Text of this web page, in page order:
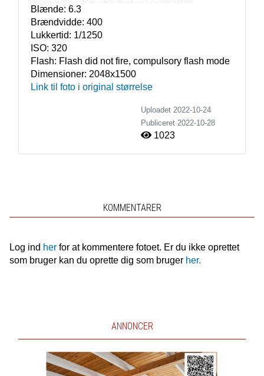
Blænde: 6.3
Brændvidde: 400
Lukkertid: 1/1250
ISO: 320
Flash: Flash did not fire, compulsory flash mode
Dimensioner: 2048x1500
Link til foto i original størrelse
Uploadet 2022-10-24
Publiceret 2022-10-28
1023
KOMMENTARER
Log ind herfor at kommentere fotoet. Er du ikke oprettet
som bruger kan du oprette dig som bruger her.
ANNONCER